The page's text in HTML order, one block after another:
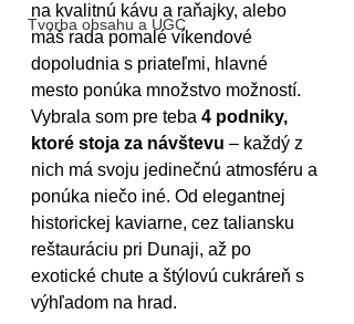
Tvorba obsahu a UGC
na kvalitnú kávu a raňajky, alebo
máš rada pomalé víkendové
dopoludnia s priateľmi, hlavné
mesto ponúka množstvo možností.
Vybrala som pre teba 4 podniky,
ktoré stoja za návštevu – každý z
nich má svoju jedinečnú atmosféru a
ponúka niečo iné. Od elegantnej
historickej kaviarne, cez taliansku
reštauráciu pri Dunaji, až po
exotické chute a štýlovú cukráreň s
výhľadom na hrad.